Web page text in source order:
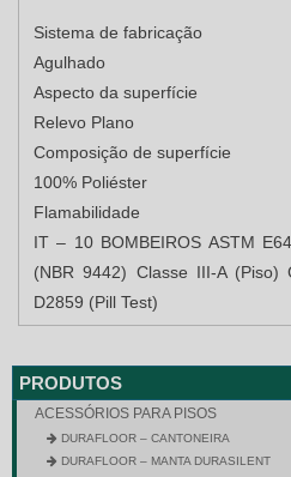
Sistema de fabricação
Agulhado
Aspecto da superfície
Relevo Plano
Composição de superfície
100% Poliéster
Flamabilidade
IT – 10 BOMBEIROS ASTM
(NBR 9442) Classe III-A (Piso)
D2859 (Pill Test)
PRODUTOS
ACESSÓRIOS PARA PISOS
DURAFLOOR – CANTONEIRA
DURAFLOOR – MANTA DURASILENT